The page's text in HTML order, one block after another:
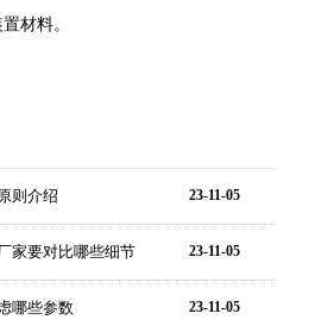
材料。
23-11-05
则介绍
23-11-05
家要对比哪些细节
23-11-05
哪些参数